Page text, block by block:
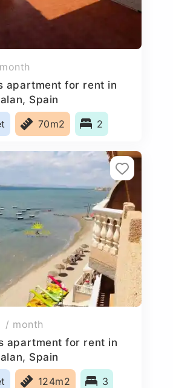
apartment for rent in
Spain
70m2 2
/ month
apartment for rent in
Spain
124m2 3